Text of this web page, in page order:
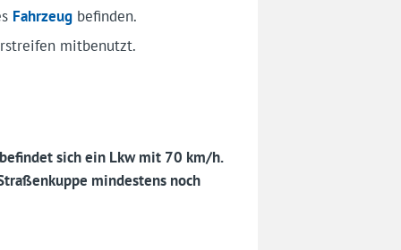
Fahrzeugbefinden.
mitbenutzt.
sich ein Lkw mit 70 km/h.
mindestens noch